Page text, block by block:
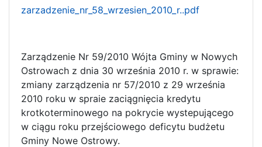
zarzadzenie_nr_58_wrzesien_2010_r..pdf
Zarządzenie Nr 59/2010 Wójta Gminy w Nowych
Ostrowach z dnia 30 września 2010 r. w sprawie:
zmiany zarządzenia nr 57/2010 z 29 września
2010 roku w spraie zaciągnięcia kredytu
krotkoterminowego na pokrycie wystepującego
w ciągu roku przejściowego deficytu budżetu
Gminy Nowe Ostrowy.